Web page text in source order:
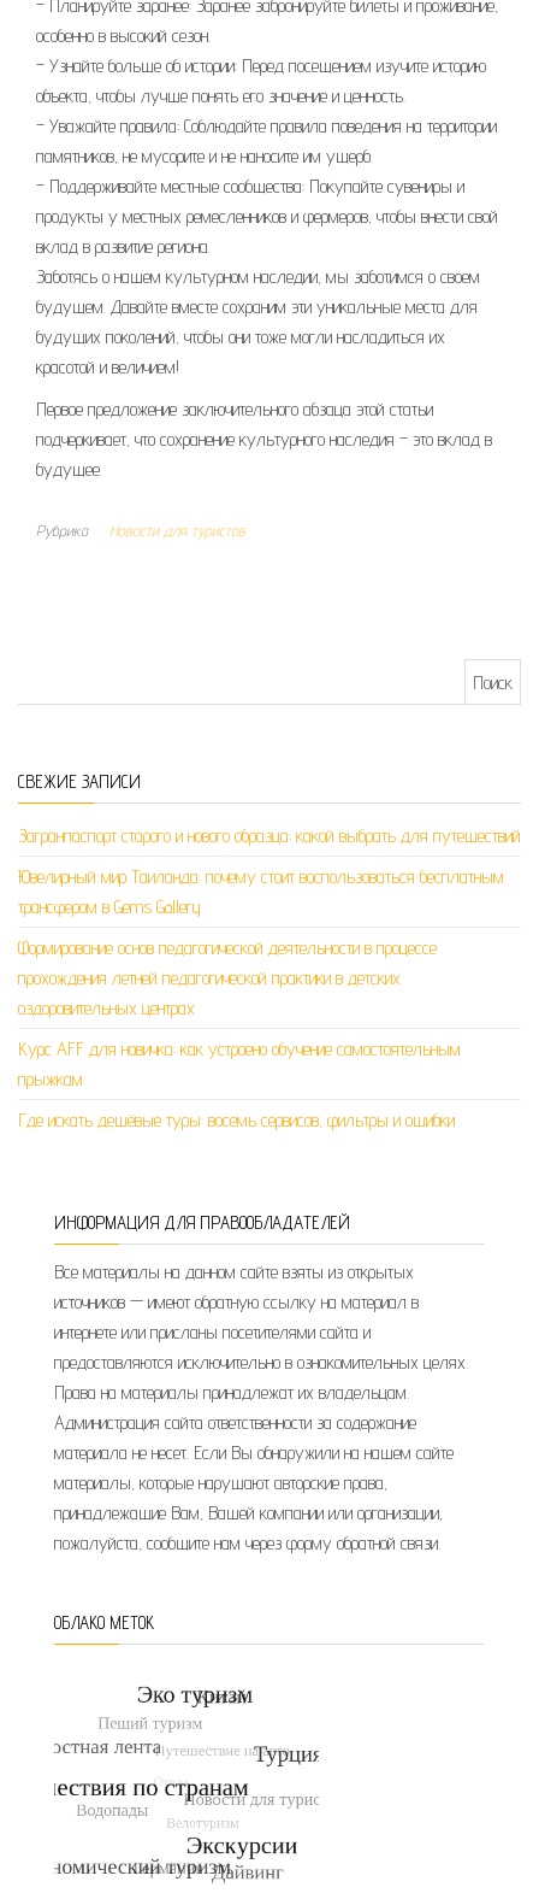
– Планируйте заранее: Заранее забронируйте билеты и проживание,
особенно в высокий сезон.
– Узнайте больше об истории: Перед посещением изучите историю
объекта, чтобы лучше понять его значение и ценность.
– Уважайте правила: Соблюдайте правила поведения на территории
памятников, не мусорите и не наносите им ущерб.
– Поддерживайте местные сообщества: Покупайте сувениры и
продукты у местных ремесленников и фермеров, чтобы внести свой
вклад в развитие региона.
Заботясь о нашем культурном наследии, мы заботимся о своем
будущем. Давайте вместе сохраним эти уникальные места для
будущих поколений, чтобы они тоже могли насладиться их
красотой и величием!
Первое предложение заключительного абзаца этой статьи
подчеркивает, что сохранение культурного наследия – это вклад в
будущее.
Рубрика Новости для туристов
СВЕЖИЕ ЗАПИСИ
Загранпаспорт старого и нового образца: какой выбрать для путешествий
Ювелирный мир Таиланда: почему стоит воспользоваться бесплатным
трансфером в Gems Gallery
Формирование основ педагогической деятельности в процессе
прохождения летней педагогической практики в детских
оздоровительных центрах
Курс AFF для новичка: как устроено обучение самостоятельным
прыжкам
Где искать дешёвые туры: восемь сервисов, фильтры и ошибки
ИНФОРМАЦИЯ ДЛЯ ПРАВООБЛАДАТЕЛЕЙ
Все материалы на данном сайте взяты из открытых
источников — имеют обратную ссылку на материал в
интернете или присланы посетителями сайта и
предоставляются исключительно в ознакомительных целях.
Права на материалы принадлежат их владельцам.
Администрация сайта ответственности за содержание
материала не несет. Если Вы обнаружили на нашем сайте
материалы, которые нарушают авторские права,
принадлежащие Вам, Вашей компании или организации,
пожалуйста, сообщите нам через форму обратной связи.
ОБЛАКО МЕТОК